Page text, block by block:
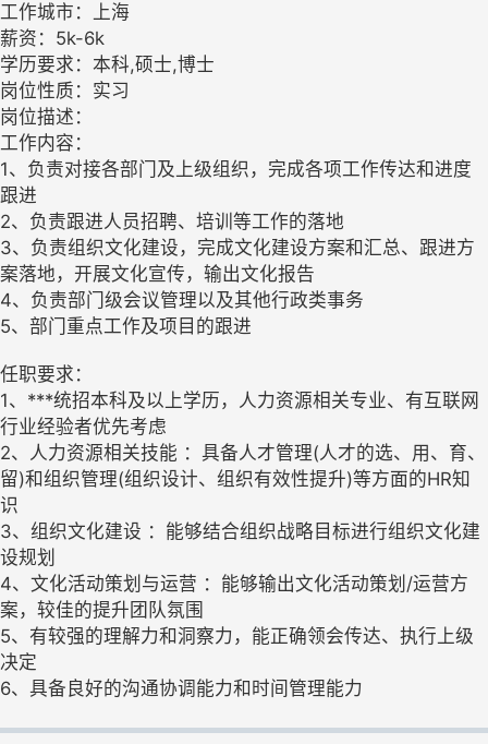
工作城市：上海
薪资：5k-6k
学历要求：本科,硕士,博士
岗位性质：实习
岗位描述：
工作内容：
1、负责对接各部门及上级组织，完成各项工作传达和进度
跟进
2、负责跟进人员招聘、培训等工作的落地
3、负责组织文化建设，完成文化建设方案和汇总、跟进方
案落地，开展文化宣传，输出文化报告
4、负责部门级会议管理以及其他行政类事务
5、部门重点工作及项目的跟进
任职要求：
1、***统招本科及以上学历，人力资源相关专业、有互联网
行业经验者优先考虑
2、人力资源相关技能 ：具备人才管理(人才的选、用、育、
留)和组织管理(组织设计、组织有效性提升)等方面的HR知
识
3、组织文化建设 ：能够结合组织战略目标进行组织文化建
设规划
4、文化活动策划与运营 ：能够输出文化活动策划/运营方
案，较佳的提升团队氛围
5、有较强的理解力和洞察力，能正确领会传达、执行上级
决定
6、具备良好的沟通协调能力和时间管理能力